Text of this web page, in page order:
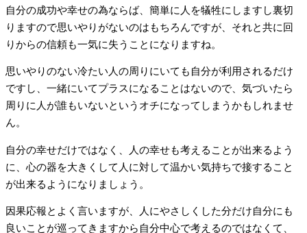
自分の成功や幸せの為ならば、簡単に人を犠牲にしますし裏切
りますので思いやりがないのはもちろんですが、それと共に回
りからの信頼も一気に失うことになりますね。
思いやりのない冷たい人の周りにいても自分が利用されるだけ
ですし、一緒にいてプラスになることはないので、気づいたら
周りに人が誰もいないというオチになってしまうかもしれませ
ん。
自分の幸せだけではなく、人の幸せも考えることが出来るよう
に、心の器を大きくして人に対して温かい気持ちで接すること
が出来るようになりましょう。
因果応報とよく言いますが、人にやさしくした分だけ自分にも
良いことが巡ってきますから自分中心で考えるのではなくて、